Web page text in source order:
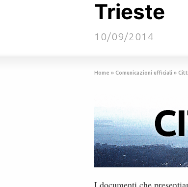
Trieste
10/09/2014
Home » Comunicazioni ufficiali »
I documenti che